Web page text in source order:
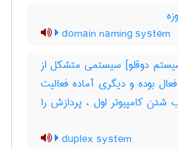
domain naming system
دوقلو] سیستمی متشکل از
بوده و دیگری آماده فعالیت
کامپیوتر اول ، پردازش را
duplex system